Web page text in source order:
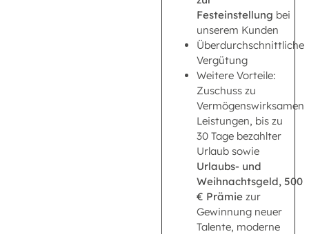
Festeinstellung bei
unserem Kunden
Überdurchschnittliche
Vergütung
Weitere Vorteile:
Zuschuss zu
Vermögenswirksamen
Leistungen, bis zu
30 Tage bezahlter
Urlaub sowie
Urlaubs- und
Weihnachtsgeld, 500
€ Prämie zur
Gewinnung neuer
Talente, moderne